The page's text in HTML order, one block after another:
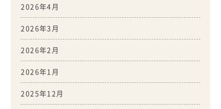
2026年4月
2026年3月
2026年2月
2026年1月
2025年12月